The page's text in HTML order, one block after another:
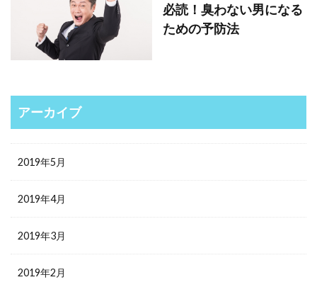
必読！臭わない男になる
ための予防法
アーカイブ
2019年5月
2019年4月
2019年3月
2019年2月